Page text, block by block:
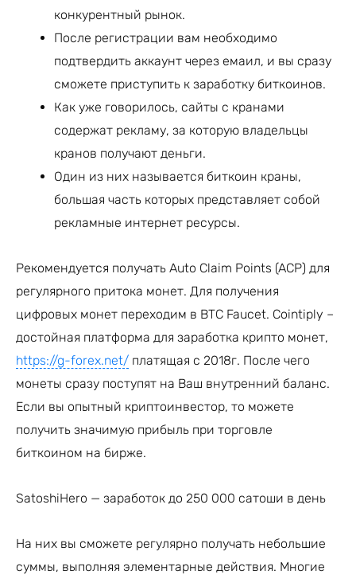
конкурентный рынок.
После регистрации вам необходимо
подтвердить аккаунт через емаил, и вы сразу
сможете приступить к заработку биткоинов.
Как уже говорилось, сайты с кранами
содержат рекламу, за которую владельцы
кранов получают деньги.
Один из них называется биткоин краны,
большая часть которых представляет собой
рекламные интернет ресурсы.
Рекомендуется получать Auto Claim Points (ACP) для
регулярного притока монет. Для получения
цифровых монет переходим в BTC Faucet. Cointiply –
достойная платформа для заработка крипто монет,
https://g-forex.net/ платящая с 2018г. После чего
монеты сразу поступят на Ваш внутренний баланс.
Если вы опытный криптоинвестор, то можете
получить значимую прибыль при торговле
биткоином на бирже.
SatoshiHero — заработок до 250 000 сатоши в день
На них вы сможете регулярно получать небольшие
суммы, выполняя элементарные действия. Многие